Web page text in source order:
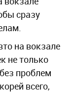
сразу
на вокзале
не только
проблем
всего,